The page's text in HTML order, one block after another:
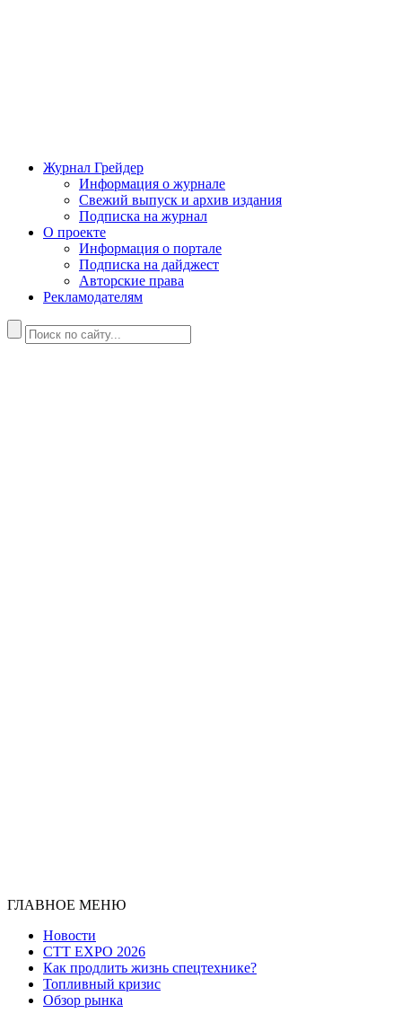
Журнал Грейдер
Информация о журнале
Свежий выпуск и архив издания
Подписка на журнал
О проекте
Информация о портале
Подписка на дайджест
Авторские права
Рекламодателям
ГЛАВНОЕ МЕНЮ
Новости
CTT EXPO 2026
Как продлить жизнь спецтехнике?
Топливный кризис
Обзор рынка